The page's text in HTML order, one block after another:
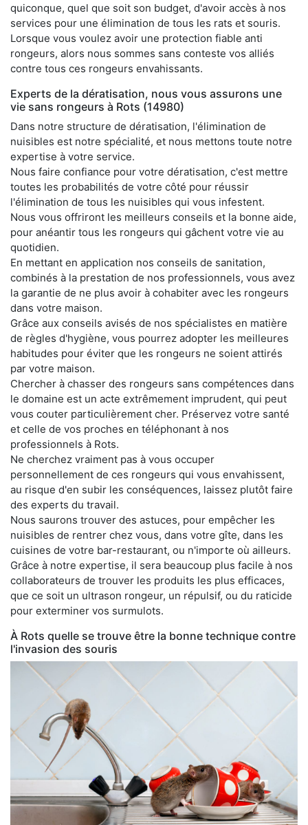
quiconque, quel que soit son budget, d'avoir accès à nos
services pour une élimination de tous les rats et souris.
Lorsque vous voulez avoir une protection fiable anti
rongeurs, alors nous sommes sans conteste vos alliés
contre tous ces rongeurs envahissants.
Experts de la dératisation, nous vous assurons une
vie sans rongeurs à Rots (14980)
Dans notre structure de dératisation, l'élimination de
nuisibles est notre spécialité, et nous mettons toute notre
expertise à votre service.
Nous faire confiance pour votre dératisation, c'est mettre
toutes les probabilités de votre côté pour réussir
l'élimination de tous les nuisibles qui vous infestent.
Nous vous offriront les meilleurs conseils et la bonne aide,
pour anéantir tous les rongeurs qui gâchent votre vie au
quotidien.
En mettant en application nos conseils de sanitation,
combinés à la prestation de nos professionnels, vous avez
la garantie de ne plus avoir à cohabiter avec les rongeurs
dans votre maison.
Grâce aux conseils avisés de nos spécialistes en matière
de règles d'hygiène, vous pourrez adopter les meilleures
habitudes pour éviter que les rongeurs ne soient attirés
par votre maison.
Chercher à chasser des rongeurs sans compétences dans
le domaine est un acte extrêmement imprudent, qui peut
vous couter particulièrement cher. Préservez votre santé
et celle de vos proches en téléphonant à nos
professionnels à Rots.
Ne cherchez vraiment pas à vous occuper
personnellement de ces rongeurs qui vous envahissent,
au risque d'en subir les conséquences, laissez plutôt faire
des experts du travail.
Nous saurons trouver des astuces, pour empêcher les
nuisibles de rentrer chez vous, dans votre gîte, dans les
cuisines de votre bar-restaurant, ou n'importe où ailleurs.
Grâce à notre expertise, il sera beaucoup plus facile à nos
collaborateurs de trouver les produits les plus efficaces,
que ce soit un ultrason rongeur, un répulsif, ou du raticide
pour exterminer vos surmulots.
À Rots quelle se trouve être la bonne technique contre
l'invasion des souris